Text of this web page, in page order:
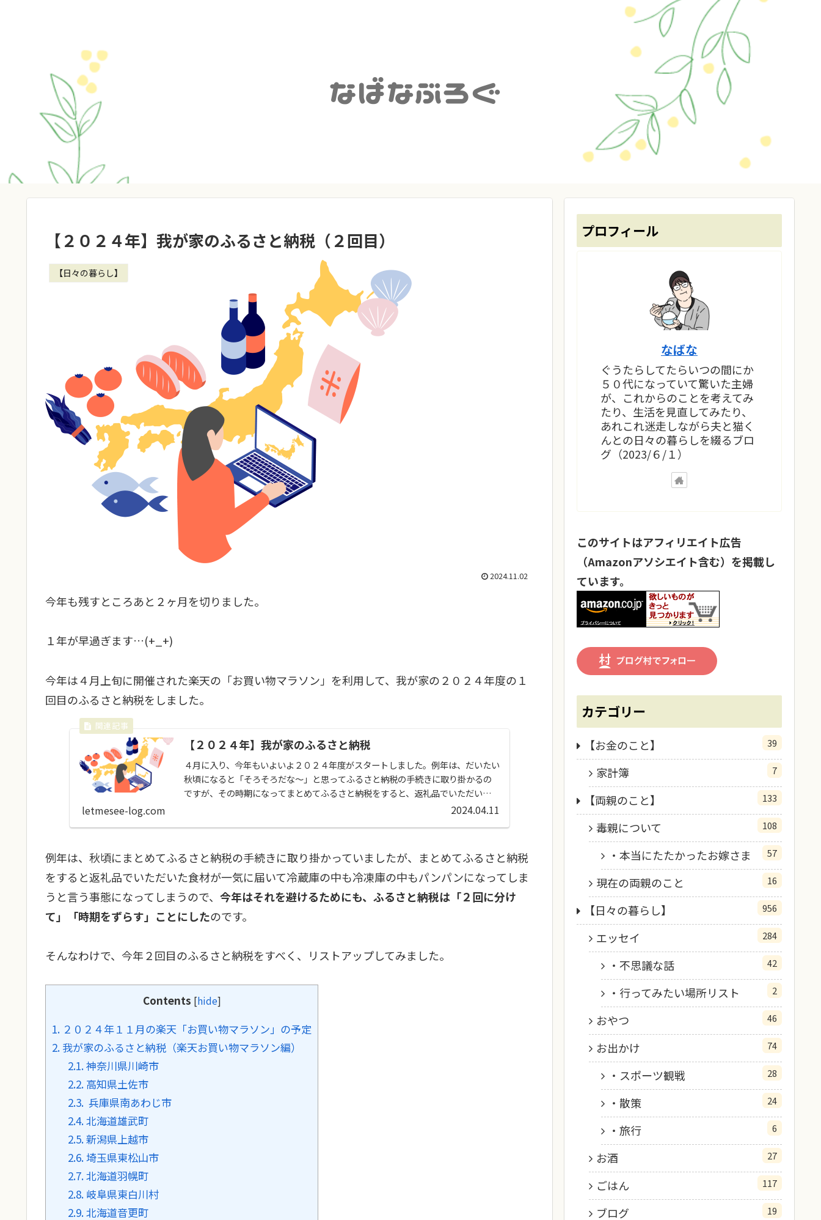
【２０２４年】我が家のふるさと納税（２回目）
【日々の暮らし】
2024.11.02
今年も残すところあと２ヶ月を切りました。
１年が早過ぎます…(+_+)
今年は４月上旬に開催された楽天の「お買い物マラソン」を利用して、我が家の２０２４年度の１
回目のふるさと納税をしました。
【２０２４年】我が家のふるさと納税
４月に入り、今年もいよいよ２０２４年度がスタートしました。例年は、だいたい
秋頃になると「そろそろだな～」と思ってふるさと納税の手続きに取り掛かるの
ですが、その時期になってまとめてふるさと納税をすると、返礼品でいただいた食
letmesee-log.com 2024.04.11
例年は、秋頃にまとめてふるさと納税の手続きに取り掛かっていましたが、まとめてふるさと納税
をすると返礼品でいただいた食材が一気に届いて冷蔵庫の中も冷凍庫の中もパンパンになってしま
うと言う事態になってしまうので、 今年はそれを避けるためにも、ふるさと納税は「２回に分け
て」「時期をずらす」ことにしたのです。
そんなわけで、今年２回目のふるさと納税をすべく、リストアップしてみました。
Contents [hide]
1. ２０２４年１１月の楽天「お買い物マラソン」の予定
2. 我が家のふるさと納税（楽天お買い物マラソン編）
2.1.神奈川県川崎市
2.2.高知県土佐市
2.3.兵庫県南あわじ市
2.4.北海道雄武町
2.5.新潟県上越市
2.6.埼玉県東松山市
2.7.北海道羽幌町
2.8.岐阜県東白川村
2.9.北海道音更町
プロフィール
なばな
ぐうたらしてたらいつの間にか
５０代になっていて驚いた主婦
が、これからのことを考えてみ
たり、生活を見直してみたり、
あれこれ迷走しながら夫と猫く
んとの日々の暮らしを綴るブロ
グ（2023/６/１）
このサイトはアフィリエイト広告
（Amazonアソシエイト含む）を掲載し
ています。
カテゴリー
【お金のこと】 39
家計簿 7
【両親のこと】 133
毒親について 108
・本当にたたかったお嫁さま 57
現在の両親のこと 16
【日々の暮らし】 956
エッセイ 284
・不思議な話 42
・行ってみたい場所リスト 2
おやつ 46
お出かけ 74
・スポーツ観戦 28
・散策 24
・旅行 6
お酒 27
ごはん 117
ブログ 19